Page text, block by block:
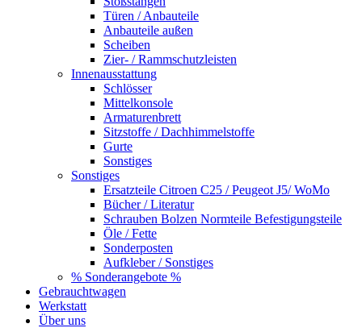
Türen / Anbauteile
Anbauteile außen
Scheiben
Zier- / Rammschutzleisten
Innenausstattung
Schlösser
Mittelkonsole
Armaturenbrett
Sitzstoffe / Dachhimmelstoffe
Gurte
Sonstiges
Sonstiges
Ersatzteile Citroen C25 / Peugeot J5/ WoMo
Bücher / Literatur
Schrauben Bolzen Normteile Befestigungsteile
Öle / Fette
Sonderposten
Aufkleber / Sonstiges
% Sonderangebote %
Gebrauchtwagen
Werkstatt
Über uns